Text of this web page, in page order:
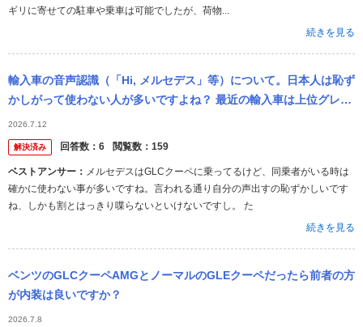
ギリに寄せての駐車や乗車は可能でしたが、荷物...
続きを見る
輸入車の音声認識（「Hi, メルセデス」等）について。日本人は恥ず
かしがって使わない人が多いですよね？ 最近の輸入車は上位グレー
ドなどに標準で音声認識システムが付いていますよね。でも日本人
は本来...
2026.7.12
解決済み 回答数： 6 閲覧数： 159
ベストアンサー： メルセデスはGLCクーペに乗ってるけど、同乗者がいる時は
確かに使わない事が多いですね。言われる通り自分の声出すの恥ずかしいです
ね、しかも割とはっきり喋らないといけないですし。 た
続きを見る
ベンツのGLCクーペAMGとノーマルのGLEクーペだったら前者の方
が内装は良いですか？
2026.7.8